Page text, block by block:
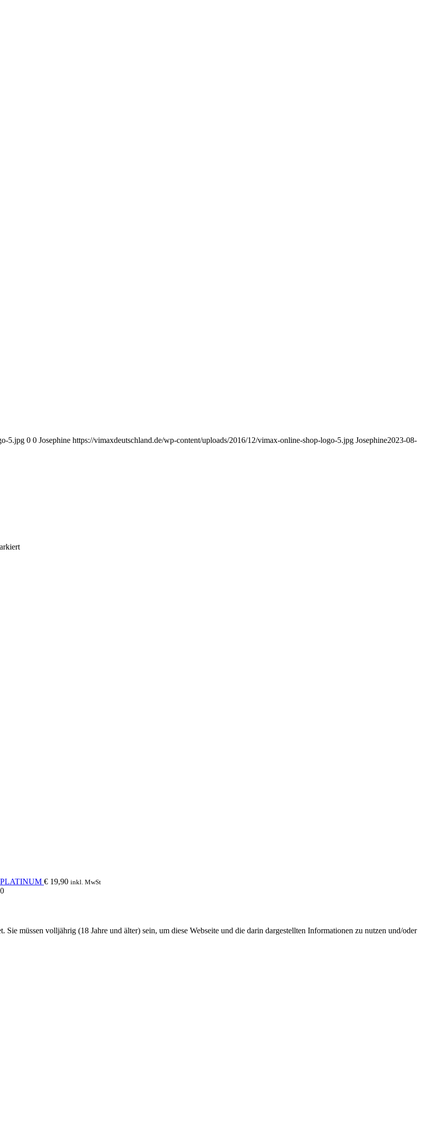
5.jpg 0 0 Josephine https://vimaxdeutschland.de/wp-content/uploads/2016/12/vimax-online-shop-logo-5.jpg Josephine2023-08-
€ 19,90 inkl. MwSt
müssen volljährig (18 Jahre und älter) sein, um diese Webseite und die darin dargestellten Informationen zu nutzen und/oder